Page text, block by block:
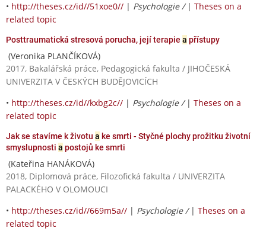
• http://theses.cz/id//51xoe0// | Psychologie / | Theses on a
related topic
Posttraumatická stresová porucha, její terapie a přístupy
(Veronika PLANČÍKOVÁ)
2017, Bakalářská práce, Pedagogická fakulta / JIHOČESKÁ
UNIVERZITA V ČESKÝCH BUDĚJOVICÍCH
• http://theses.cz/id//kxbg2c// | Psychologie / | Theses on a
related topic
Jak se stavíme k životu a ke smrti - Styčné plochy prožitku životní
smyslupnosti a postojů ke smrti
(Kateřina HANÁKOVÁ)
2018, Diplomová práce, Filozofická fakulta / UNIVERZITA
PALACKÉHO V OLOMOUCI
• http://theses.cz/id//669m5a// | Psychologie / | Theses on a
related topic